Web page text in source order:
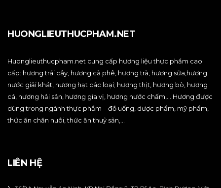
HUONGLIEUTHUCPHAM.NET
Huonglieuthucpham.net cung cấp hương liệu thực phẩm cao
cấp: hương trái cây, hương cà phê, hương trà, hương sữa,hương
nước giải khát, hương hạt các loại; hương thịt, hương bò, hương
cá, hương hải sản, hương gia vị, hương nước chấm,… Hương được
dùng trong ngành thực phẩm – đồ uống, dược phẩm, mỹ phẩm,
thức ăn chăn nuôi, thức ăn thuỷ sản,…
LIÊN HỆ